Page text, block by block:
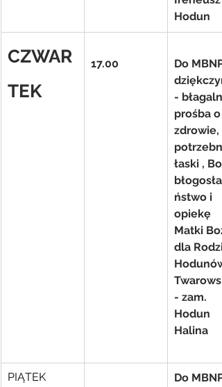
Hodun
CZWAR
TEK
17.00
Do MBNP
-
prośba o
zdrowie,
łaski ,
ństwo i
opiekę
Matki
dla
- zam.
Hodun
Halina
PIĄTEK
Do MBNP